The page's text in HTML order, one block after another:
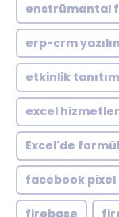
enstrümantal
erp-crm
etkinlik
excel
Excel'de formül
facebook
firebase